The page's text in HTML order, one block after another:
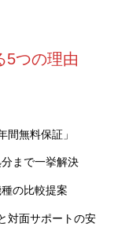
5つの理由
間無料保証」
まで一挙解決
の比較提案
対面サポートの安